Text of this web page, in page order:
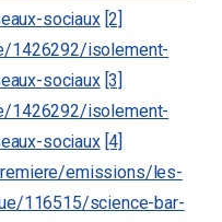
sociaux [2]
1426292/isolement-
sociaux [3]
1426292/isolement-
sociaux [4]
emissions/les-
116515/science-bar-